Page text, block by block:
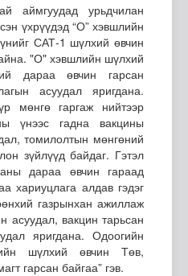
аймгуудад урьдчилан
үхрүүдэд “О” хэвшлийн
САТ-1 шүлхий өвчин
"О" хэвшлийн шүлхий
дараа өвчин гарсан
асуудал яригдана.
мөнгө гаргаж нийтээр
үнээс гадна вакцины
томилолтын мөнгөний
зүйлүүд байдаг. Гэтэл
дараа өвчин гараад
хариуцлага алдав гэдэг
газрынхан ажиллаж
асуудал, вакцин тарьсан
яригдана. Одоогийн
шүлхий өвчин Төв,
гарсан байгаа” гэв.